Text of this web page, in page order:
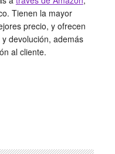
Tienen la mayor
precio, y ofrecen
devolución, además
al cliente.